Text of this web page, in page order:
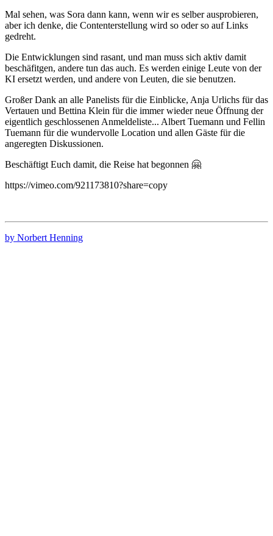
Mal sehen, was Sora dann kann, wenn wir es selber ausprobieren,
aber ich denke, die Contenterstellung wird so oder so auf Links
gedreht.
Die Entwicklungen sind rasant, und man muss sich aktiv damit
beschäfitgen, andere tun das auch. Es werden einige Leute von der
KI ersetzt werden, und andere von Leuten, die sie benutzen.
Großer Dank an alle Panelists für die Einblicke, Anja Urlichs für das
Vertauen und Bettina Klein für die immer wieder neue Öffnung der
eigentlich geschlossenen Anmeldeliste... Albert Tuemann und Fellin
Tuemann für die wundervolle Location und allen Gäste für die
angeregten Diskussionen.
Beschäftigt Euch damit, die Reise hat begonnen 🤗
https://vimeo.com/921173810?share=copy
by Norbert Henning